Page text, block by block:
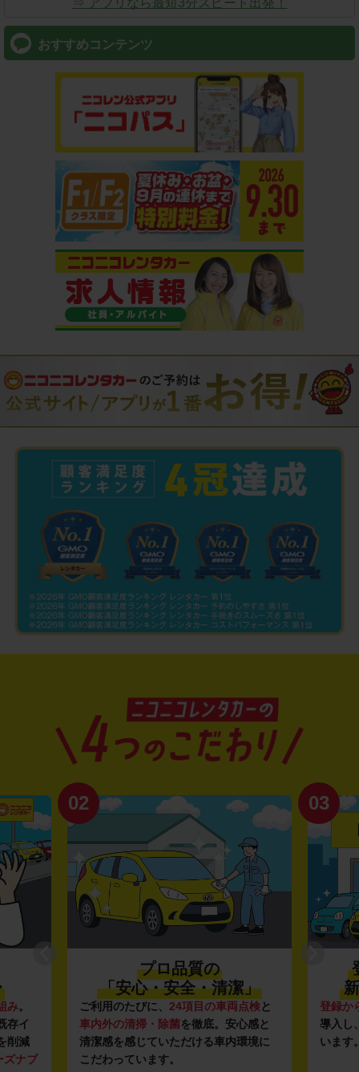
おすすめコンテンツ
み。
存イ
削減
ズナブ
02
プロ品質の
「安心・安全・清潔」
ご利用のたびに、 24項目の車両点検と
車内外の清掃・除菌を徹底。安心感と
清潔感を感じていただける車内環境に
こだわっています。
03
登録か
導入し
います